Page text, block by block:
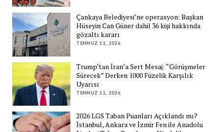
Çankaya Belediyesi’ne operasyon: Başkan
Hüseyin Can Güner dahil 36 kişi hakkında
gözaltı kararı
TEMMUZ 11, 2026
Trump’tan İran’a Sert Mesaj: “Görüşmeler
Sürecek” Derken 1000 Füzelik Karşılık
Uyarısı
TEMMUZ 11, 2026
2026 LGS Taban Puanları Açıklandı mı?
İstanbul, Ankara ve İzmir Fen ile Anadolu